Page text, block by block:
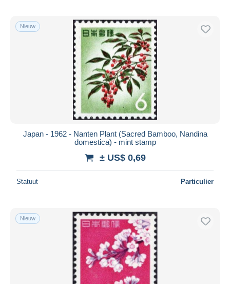
Nieuw
Japan - 1962 - Nanten Plant (Sacred Bamboo, Nandina
domestica) - mint stamp
± US$ 0,69
Statuut Particulier
Nieuw